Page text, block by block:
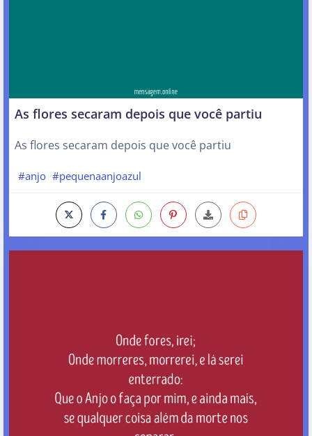
As flores secaram depois que você partiu
As flores secaram depois que você partiu
#anjo #pequenaanjoazul